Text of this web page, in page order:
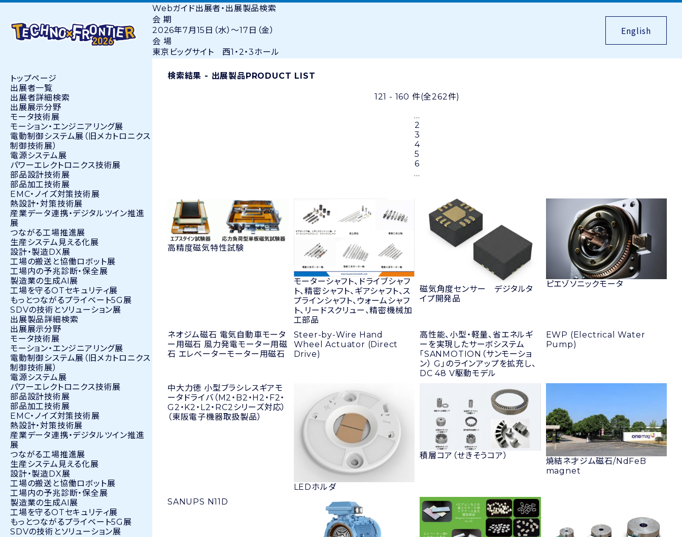
Webガイド出展者・出展製品検索
会 期
2026年7月15日（水）〜17日（金）
会 場
東京ビッグサイト 西1・2・3ホール
English
検索結果 - 出展製品PRODUCT LIST
121 - 160 件(全262件)
...
2
3
4
5
6
...
高精度磁気特性試験
モーターシャフト、ドライブシャフ
ト、精密シャフト、ギアシャフト、ス
プラインシャフト、ウォームシャフ
ト、リードスクリュー、精密機械加
工部品
磁気角度センサー デジタルタ
イプ開発品
ピエゾソニックモータ
ネオジム磁石 電気自動車モータ
ー用磁石 風力発電モーター用磁
石 エレベーターモーター用磁石
Steer-by-Wire Hand
Wheel Actuator (Direct
Drive)
高性能、小型・軽量、省エネルギ
ーを実現したサーボシステム
「SANMOTION（サンモーショ
ン） G」のラインアップを拡充し、
DC 48 V駆動モデル
EWP (Electrical Water
Pump)
中大力徳 小型ブラシレスギアモ
ータドライバ（M2・B2・H2・F2・
G2・K2・L2・RC2シリーズ対応）
（東阪電子機器取扱製品）
LEDホルダ
積層コア（せきそうコア）
焼結ネ才ジム磁石/NdFeB
magnet
SANUPS N11D
トップページ
出展者⼀覧
出展者詳細検索
出展展示分野
モータ技術展
モーション・エンジニアリング展
電動制御システム展（旧メカトロニクス
制御技術展）
電源システム展
パワーエレクトロニクス技術展
部品設計技術展
部品加工技術展
EMC・ノイズ対策技術展
熱設計・対策技術展
産業データ連携・デジタルツイン推進
展
つながる工場推進展
生産システム見える化展
設計・製造DX展
工場の搬送と協働ロボット展
工場内の予兆診断・保全展
製造業の生成AI展
工場を守るOTセキュリティ展
もっとつながるプライベート5G展
SDVの技術とソリューション展
出展製品詳細検索
出展展示分野
モータ技術展
モーション・エンジニアリング展
電動制御システム展（旧メカトロニクス
制御技術展）
電源システム展
パワーエレクトロニクス技術展
部品設計技術展
部品加工技術展
EMC・ノイズ対策技術展
熱設計・対策技術展
産業データ連携・デジタルツイン推進
展
つながる工場推進展
生産システム見える化展
設計・製造DX展
工場の搬送と協働ロボット展
工場内の予兆診断・保全展
製造業の生成AI展
工場を守るOTセキュリティ展
もっとつながるプライベート5G展
SDVの技術とソリューション展